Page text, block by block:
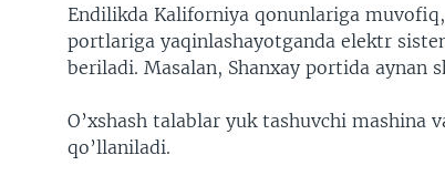
Endilikda Kaliforniya qonunlariga
portlariga yaqinlashayotganda elektr
beriladi. Masalan, Shanxay portida aynan
O’xshash talablar yuk tashuvchi mashina
qo’llaniladi.